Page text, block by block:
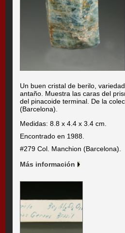
Un buen cristal de berilo,
antaño. Muestra las caras del
del pinacoide terminal. De la
(Barcelona).
Medidas: 8.8 x 4.4 x 3.4 cm.
Encontrado en 1988.
#279 Col. Manchion (Barcelona).
Más información